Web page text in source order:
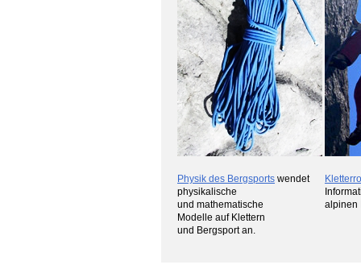
Physik des Bergsports wendet
physikalische
und mathematische
Modelle auf Klettern
und Bergsport an.
alpinen